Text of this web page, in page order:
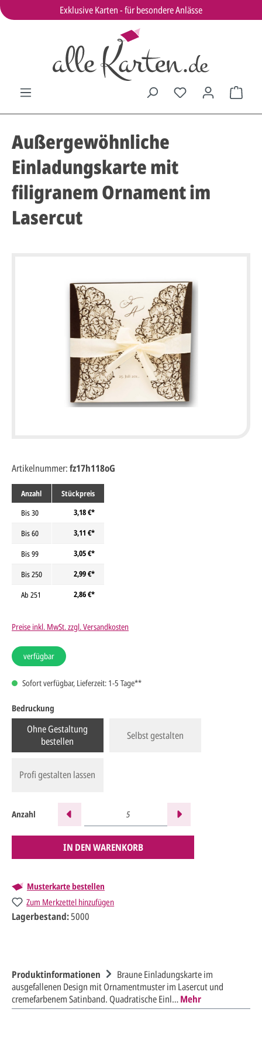
Exklusive Karten - für besondere Anlässe
Außergewöhnliche
Einladungskarte mit
filigranem Ornament im
Lasercut
Anzahl
Stückpreis
Bis30
3,18 €*
Bis60
3,11 €*
Bis99
3,05 €*
Bis250
2,99 €*
Ab 251 2,86 €*
Preise inkl. MwSt. zzgl. Versandkosten
verfügbar
Sofort verfügbar, Lieferzeit: 1-5 Tage**
Bedruckung
Ohne Gestaltung
bestellen
Selbst gestalten
Profi gestalten lassen
Anzahl
IN DEN WARENKORB
Musterkarte bestellen
Zum Merkzettel hinzufügen
Artikelnummer:fz17h118oG
Lagerbestand:5000
Produktinformationen
Braune Einladungskarte im
ausgefallenen Design mit Ornamentmuster im Lasercut und
cremefarbenem Satinband. Quadratische Einl…Mehr